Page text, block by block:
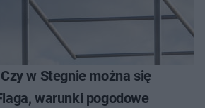
w Stegnie można się
warunki pogodowe